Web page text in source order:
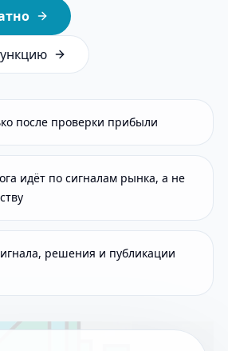
после проверки прибыли
идёт по сигналам рынка, а не
решения и публикации